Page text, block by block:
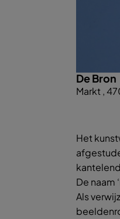
De Bron
Markt ,
Het
De naam
Als